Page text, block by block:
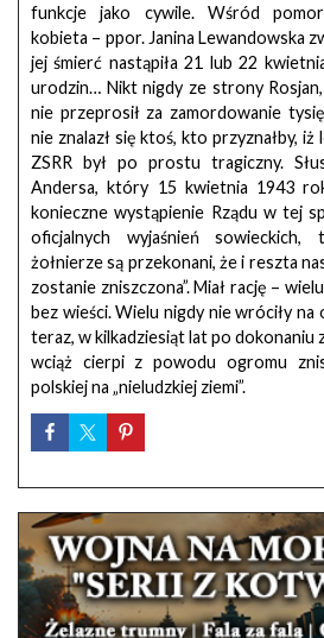
funkcje jako cywile. Wśród
kobieta – ppor. Janina Lewandowska
jej śmierć nastąpiła 21 lub 22
urodzin… Nikt nigdy ze strony
nie przeprosił za zamordowanie
nie znalazł się ktoś, kto przyznałby,
ZSRR był po prostu tragiczny.
Andersa, który 15 kwietnia 1943
konieczne wystąpienie Rządu w tej
oficjalnych wyjaśnień
żołnierze są przekonani, że i reszta
zostanie zniszczona”. Miał rację –
bez wieści. Wielu nigdy nie wróciły
teraz, w kilkadziesiąt lat po dokonaniu
wciąż cierpi z powodu ogromu
polskiej na „nieludzkiej ziemi”.